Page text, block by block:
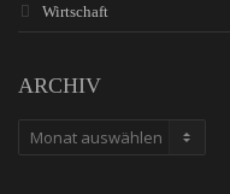
Wirtschaft
ARCHIV
ARCHIV